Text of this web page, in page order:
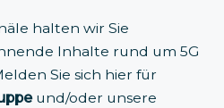
halten wir Sie
Inhalte rund um 5G
Sie sich hier für
und/oder unsere